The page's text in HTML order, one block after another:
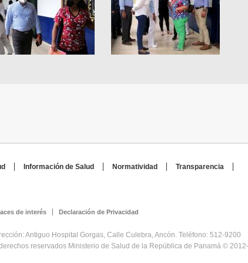
Información de Salud Normatividad
Transparencia
de interés Declaración de Privacidad
Antiguo Hospital Gorgas, Calle Culebra, Ancón. Teléfono: 512-9200
reservados Ministerio de Salud de la República de Panamá © 2012-